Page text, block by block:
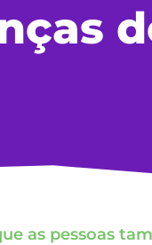
as pessoas